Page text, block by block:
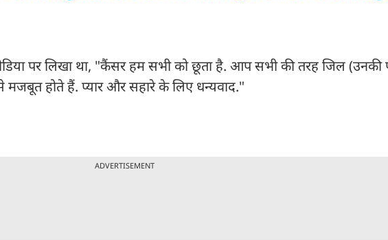
पर लिखा था, "कैंसर हम सभी को छूता है. आप सभी की तरह जिल (उनकी
होते हैं. प्यार और सहारे के लिए धन्यवाद."
ADVERTISEMENT